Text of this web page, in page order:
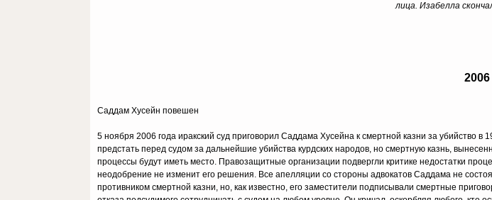
лица. Изабелла
2006
Саддам Хусейн повешен
5 ноября 2006 года иракский суд приговорил Саддама Хусейна к смертной казни за убийство
предстать перед судом за дальнейшие убийства курдских народов, но смертную казнь,
процессы будут иметь место. Правозащитные организации подвергли критике недостатки
неодобрение не изменит его решения. Все апелляции со стороны адвокатов Саддама не
противником смертной казни, но, как известно, его заместители подписывали смертные